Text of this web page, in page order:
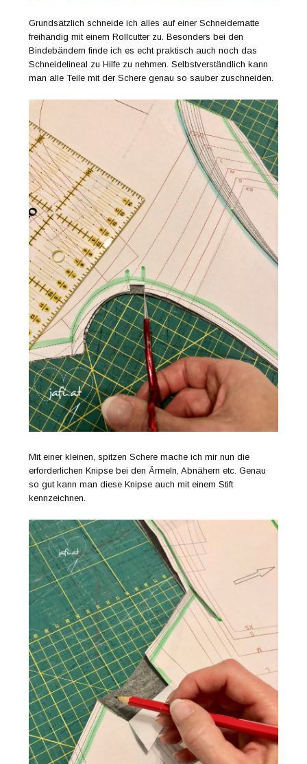
Grundsätzlich schneide ich alles auf einer Schneidematte
freihändig mit einem Rollcutter zu. Besonders bei den
Bindebändern finde ich es echt praktisch auch noch das
Schneidelineal zu Hilfe zu nehmen. Selbstverständlich kann
man alle Teile mit der Schere genau so sauber zuschneiden.
Mit einer kleinen, spitzen Schere mache ich mir nun die
erforderlichen Knipse bei den Ärmeln, Abnähern etc. Genau
so gut kann man diese Knipse auch mit einem Stift
kennzeichnen.